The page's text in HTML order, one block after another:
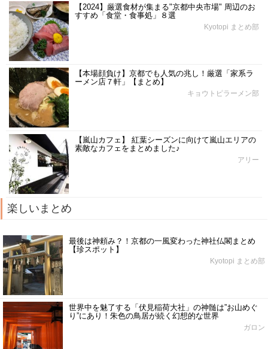
【2024】厳選食材が集まる"京都中央市場" 周辺のお
すすめ「食堂・食事処」８選
Kyotopi まとめ部
【本場顔負け】京都でも人気の兆し！厳選「家系ラ
ーメン店７軒」【まとめ】
キョウトピラーメン部
【嵐山カフェ】 紅葉シーズンに向けて嵐山エリアの
素敵なカフェをまとめました♪
アリー
楽しいまとめ
最後は神頼み？！京都の一風変わった神社仏閣まとめ
【珍スポット】
Kyotopi まとめ部
世界中を魅了する「伏見稲荷大社」の神髄は”お山めぐ
り”にあり！朱色の鳥居が続く幻想的な世界
ガロン